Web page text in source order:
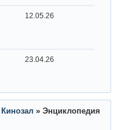
12.05.26
23.04.26
» Энциклопедия